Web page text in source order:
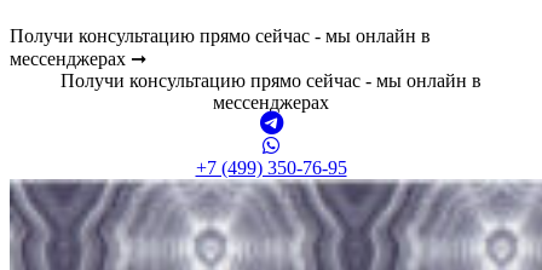
Получи консультацию прямо сейчас - мы онлайн в
мессенджерах ➞
Получи консультацию прямо сейчас - мы онлайн в
мессенджерах
+7 (499) 350-76-95